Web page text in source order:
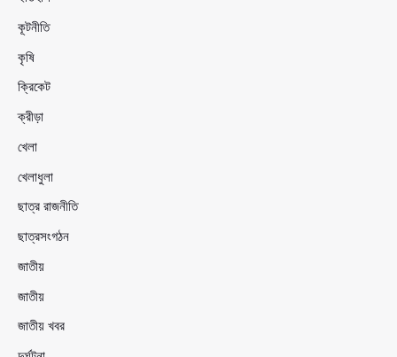
কূটনীতি
কৃষি
ক্রিকেট
ক্রীড়া
খেলা
খেলাধুলা
ছাত্র রাজনীতি
ছাত্রসংগঠন
জাতীয়
জাতীয়
জাতীয় খবর